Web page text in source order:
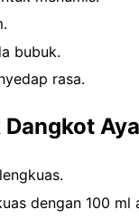
bubuk.
rasa.
dengan 100